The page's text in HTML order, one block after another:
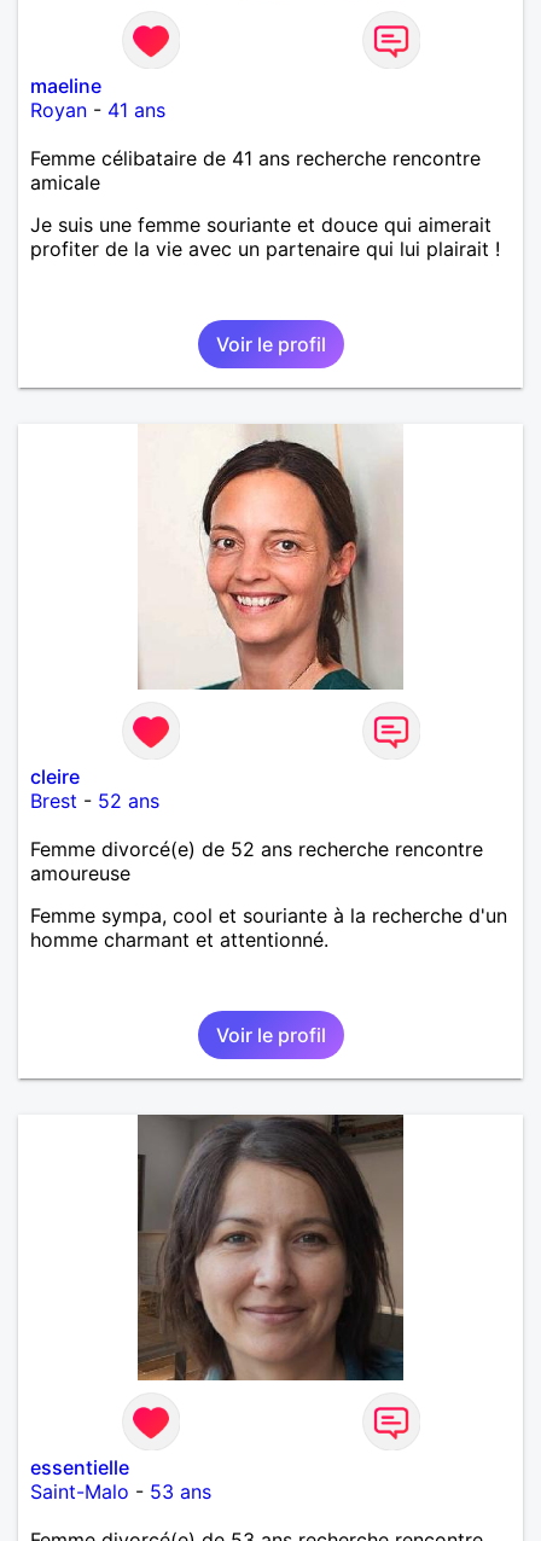
maeline
Royan - 41 ans
Femme célibataire de 41 ans recherche rencontre
amicale
Je suis une femme souriante et douce qui aimerait
profiter de la vie avec un partenaire qui lui plairait !
Voir le profil
cleire
Brest - 52 ans
Femme divorcé(e) de 52 ans recherche rencontre
amoureuse
Femme sympa, cool et souriante à la recherche d'un
homme charmant et attentionné.
Voir le profil
essentielle
Saint-Malo - 53 ans